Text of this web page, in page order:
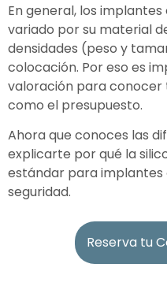
En general, los
variado por su material
densidades (peso y
colocación. Por eso es
valoración para
como el presupuesto.
Ahora que conoces las
explicarte por qué la
estándar para implantes
seguridad.
Reserva tu